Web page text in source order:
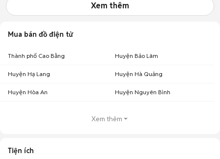
Xem thêm
Mua bán đồ điện tử
Thành phố Cao Bằng Huyện Bảo Lâm
Huyện Hạ Lang Huyện Hà Quảng
Huyện Hòa An Huyện Nguyên Bình
Xem thêm
Tiện ích